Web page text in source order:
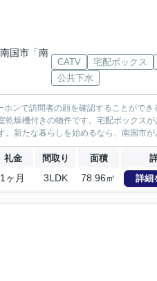
国市「南
CATV 宅配ボックス
公共下水
ンで訪問者の顔を確認することができ
燥機付きの物件です。宅配ボックス
新たな暮らしを始めるなら、南国市が
礼金 間取り 面積
1ヶ月 3LDK 78.96㎡ 詳細